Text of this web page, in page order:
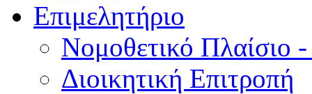
Επιμελητήριο
Νομοθετικό Πλαίσιο
Διοικητική Επιτροπή